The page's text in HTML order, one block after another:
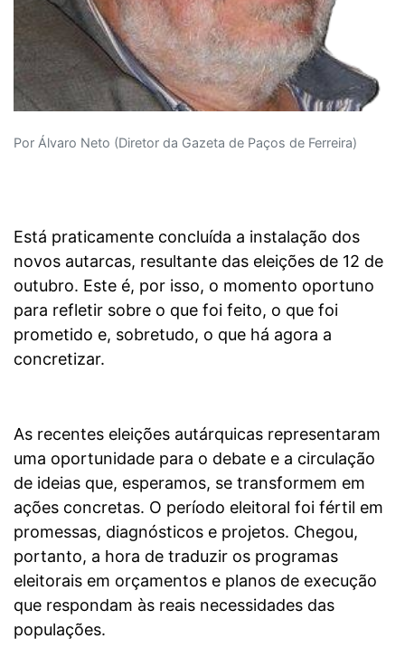
Por Álvaro Neto (Diretor da Gazeta de Paços de Ferreira)
Está praticamente concluída a instalação dos
novos autarcas, resultante das eleições de 12 de
outubro. Este é, por isso, o momento oportuno
para refletir sobre o que foi feito, o que foi
prometido e, sobretudo, o que há agora a
concretizar.
As recentes eleições autárquicas representaram
uma oportunidade para o debate e a circulação
de ideias que, esperamos, se transformem em
ações concretas. O período eleitoral foi fértil em
promessas, diagnósticos e projetos. Chegou,
portanto, a hora de traduzir os programas
eleitorais em orçamentos e planos de execução
que respondam às reais necessidades das
populações.